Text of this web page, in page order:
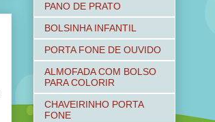
PANO DE PRATO
BOLSINHA INFANTIL
PORTA FONE DE OUVIDO
ALMOFADA COM BOLSO
PARA COLORIR
CHAVEIRINHO PORTA
FONE